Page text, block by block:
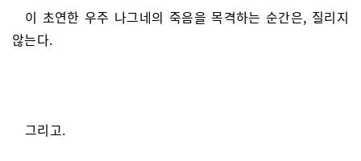
이 초연한 우주 나그네의 죽음을 목격하는 순간은, 질리지
않는다.
그리고.